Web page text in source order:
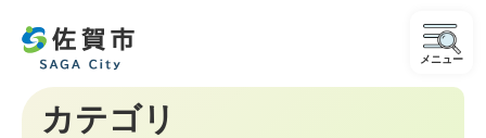
メニュー
カテゴリ